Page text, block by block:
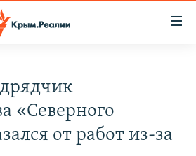
КРЫМА
«Северного
от работ из-за